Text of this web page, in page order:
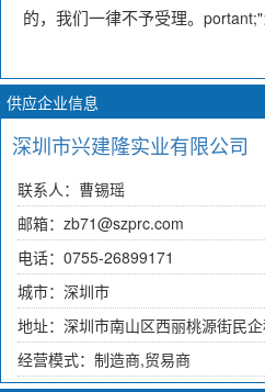
的，我们一律不予受理。
供应企业信息
深圳市兴建隆实业有限公司
联系人：曹锡瑶
邮箱：zb71@szprc.com
电话：0755-26899171
城市：深圳市
地址：深圳市南山区西丽桃源街民
经营模式：制造商,贸易商